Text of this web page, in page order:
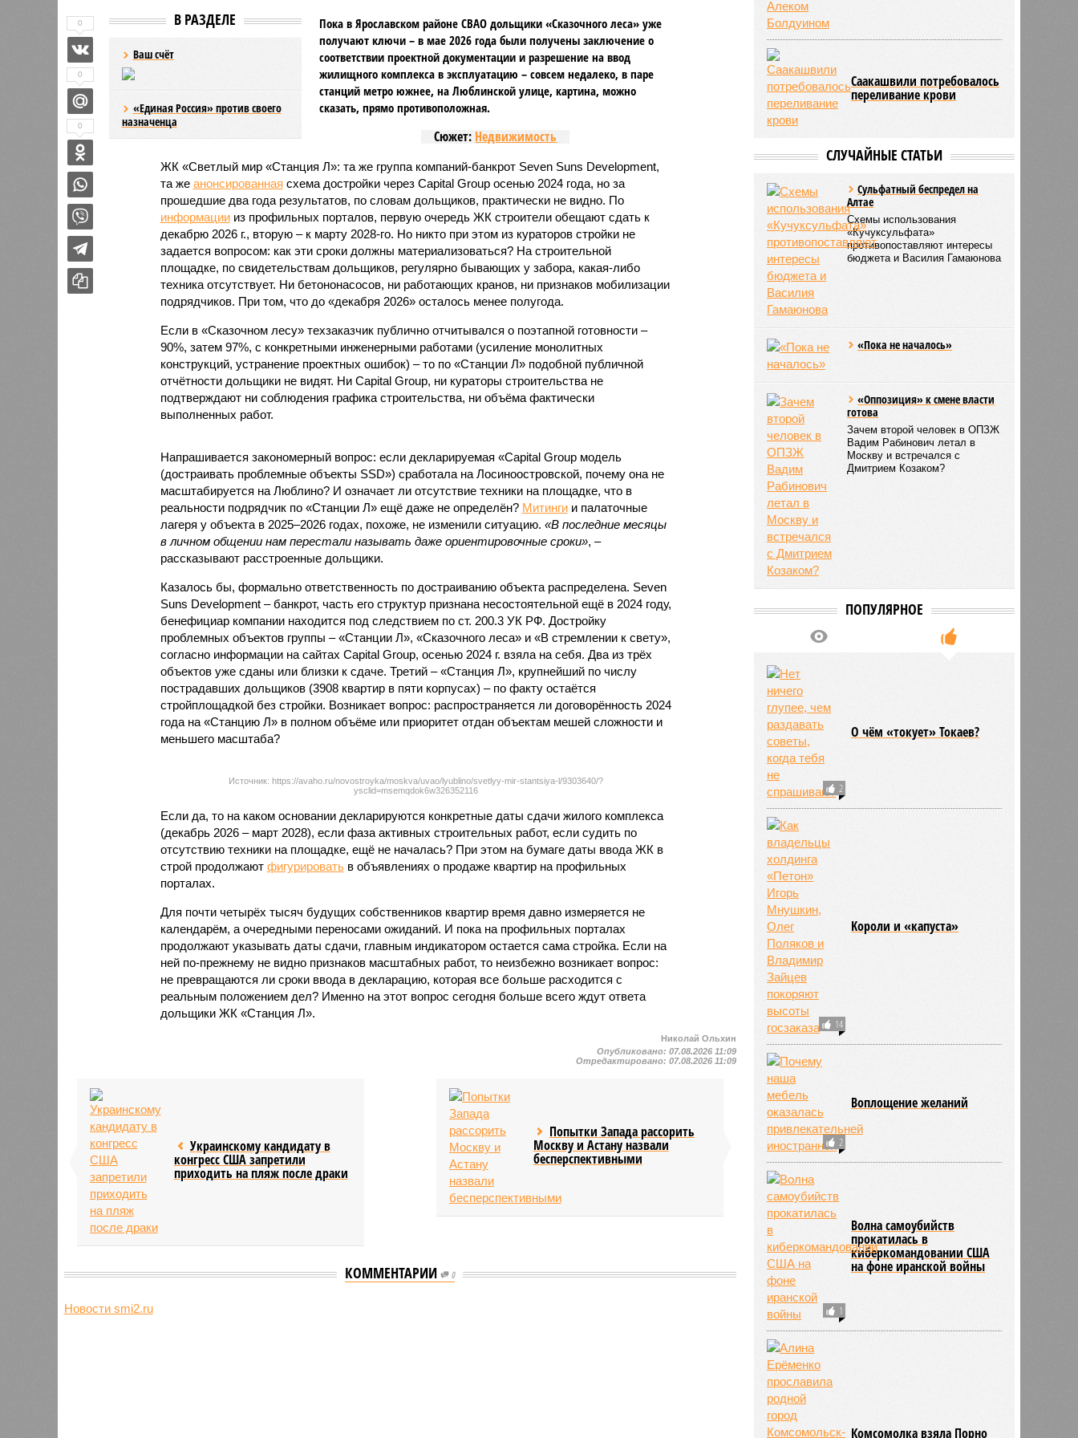
В РАЗДЕЛЕ
Ваш счёт
«Единая Россия» против своего
назначенца
Пока в Ярославском районе СВАО дольщики «Сказочного леса» уже
получают ключи – в мае 2026 года были получены заключение о
соответствии проектной документации и разрешение на ввод
жилищного комплекса в эксплуатацию – совсем недалеко, в паре
станций метро южнее, на Люблинской улице, картина, можно
сказать, прямо противоположная.
Сюжет: Недвижимость
ЖК «Светлый мир «Станция Л»: та же группа компаний-банкрот Seven Suns Development,
та же анонсированная схема достройки через Capital Group осенью 2024 года, но за
прошедшие два года результатов, по словам дольщиков, практически не видно. По
информациииз профильных порталов, первую очередь ЖК строители обещают сдать к
декабрю 2026 г., вторую – к марту 2028-го. Но никто при этом из кураторов стройки не
задается вопросом: как эти сроки должны материализоваться? На строительной
площадке, по свидетельствам дольщиков, регулярно бывающих у забора, какая-либо
техника отсутствует. Ни бетононасосов, ни работающих кранов, ни признаков мобилизации
подрядчиков. При том, что до «декабря 2026» осталось менее полугода.
Если в «Сказочном лесу» техзаказчик публично отчитывался о поэтапной готовности –
90%, затем 97%, с конкретными инженерными работами (усиление монолитных
конструкций, устранение проектных ошибок) – то по «Станции Л» подобной публичной
отчётности дольщики не видят. Ни Capital Group, ни кураторы строительства не
подтверждают ни соблюдения графика строительства, ни объёма фактически
выполненных работ.
Напрашивается закономерный вопрос: если декларируемая «Capital Group модель
(достраивать проблемные объекты SSD») сработала на Лосиноостровской, почему она не
масштабируется на Люблино? И означает ли отсутствие техники на площадке, что в
реальности подрядчик по «Станции Л» ещё даже не определён? Митингии палаточные
лагеря у объекта в 2025–2026 годах, похоже, не изменили ситуацию. «В последние месяцы
в личном общении нам перестали называть даже ориентировочные сроки», –
рассказывают расстроенные дольщики.
Казалось бы, формально ответственность по достраиванию объекта распределена. Seven
Suns Development – банкрот, часть его структур признана несостоятельной ещё в 2024 году,
бенефициар компании находится под следствием по ст. 200.3 УК РФ. Достройку
проблемных объектов группы – «Станции Л», «Сказочного леса» и «В стремлении к свету»,
согласно информации на сайтах Capital Group, осенью 2024 г. взяла на себя. Два из трёх
объектов уже сданы или близки к сдаче. Третий – «Станция Л», крупнейший по числу
пострадавших дольщиков (3908 квартир в пяти корпусах) – по факту остаётся
стройплощадкой без стройки. Возникает вопрос: распространяется ли договорённость 2024
года на «Станцию Л» в полном объёме или приоритет отдан объектам мешей сложности и
меньшего масштаба?
Источник: https://avaho.ru/novostroyka/moskva/uvao/lyublino/svetlyy-mir-stantsiya-l/9303640/?
ysclid=msemqdok6w326352116
Если да, то на каком основании декларируются конкретные даты сдачи жилого комплекса
(декабрь 2026 – март 2028), если фаза активных строительных работ, если судить по
отсутствию техники на площадке, ещё не началась? При этом на бумаге даты ввода ЖК в
строй продолжают фигурироватьв объявлениях о продаже квартир на профильных
порталах.
Для почти четырёх тысяч будущих собственников квартир время давно измеряется не
календарём, а очередными переносами ожиданий. И пока на профильных порталах
продолжают указывать даты сдачи, главным индикатором остается сама стройка. Если на
ней по-прежнему не видно признаков масштабных работ, то неизбежно возникает вопрос:
не превращаются ли сроки ввода в декларацию, которая все больше расходится с
реальным положением дел? Именно на этот вопрос сегодня больше всего ждут ответа
дольщики ЖК «Станция Л».
0
0
0
Николай Ольхин
Опубликовано:07.08.2026 11:09
Отредактировано:07.08.2026 11:09
Украинскому кандидату в
конгресс США запретили
приходить на пляж после драки
Попытки Запада рассорить
Москву и Астану назвали
бесперспективными
КОММЕНТАРИИ 0
Новости smi2.ru
Саакашвили потребовалось
переливание крови
СЛУЧАЙНЫЕ СТАТЬИ
Сульфатный беспредел на
Алтае
Схемы использования
«Кучуксульфата»
противопоставляют интересы
бюджета и Василия Гамаюнова
«Пока не началось»
«Оппозиция» к смене власти
готова
Зачем второй человек в ОПЗЖ
Вадим Рабинович летал в
Москву и встречался с
Дмитрием Козаком?
ПОПУЛЯРНОЕ
2
О чём «токует» Токаев?
14
Kороли и «капуста»
2
Воплощение желаний
1
Волна самоубийств
прокатилась в
киберкомандовании США
на фоне иранской войны
Комсомолка взяла Порно